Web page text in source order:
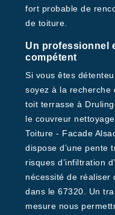
fort probable de
de toiture.
Un professionnel
compétent
Si vous êtes
soyez à la recherche
toit terrasse à
le couvreur
Toiture - Facade
dispose d’une pente
risques d’infiltration
nécessité de réaliser
dans le 67320. Un
mesure nous